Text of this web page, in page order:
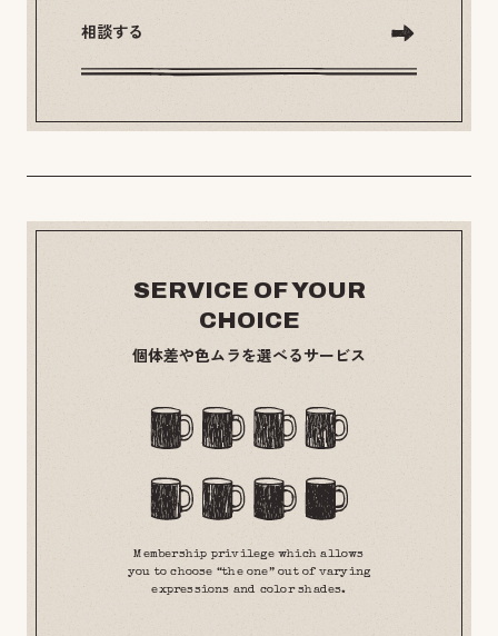
相談する
SERVICE OF YOUR
CHOICE
個体差や色ムラを選べるサービス
Membership privilege which allows
you to choose “the one” out of varying
expressions and color shades.